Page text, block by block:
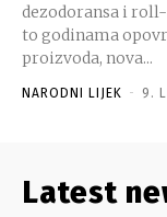
dezodoransa i roll-on
to godinama
proizvoda, nova...
NARODNI LIJEK - 9.
Latest